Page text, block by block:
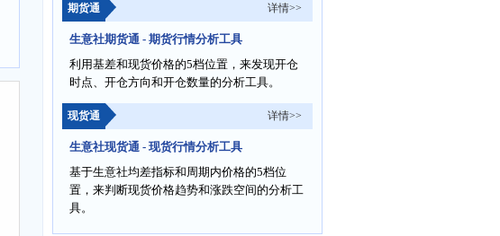
期货通 详情>>
生意社期货通 - 期货行情分析工具
利用基差和现货价格的5档位置，来发现开仓
时点、开仓方向和开仓数量的分析工具。
现货通 详情>>
生意社现货通 - 现货行情分析工具
基于生意社均差指标和周期内价格的5档位
置，来判断现货价格趋势和涨跌空间的分析工
具。